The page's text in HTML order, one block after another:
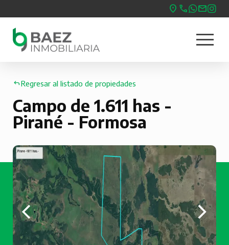
al
contenido
principal
menu
Regresar al listado de propiedades
Campo de 1.611 has -
Pirané - Formosa